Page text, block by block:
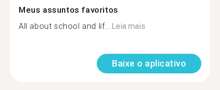
Meus assuntos favoritos
All about school and lif... Leia mais
Baixe o aplicativo